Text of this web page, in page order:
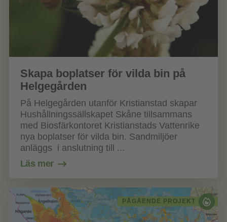
Skapa boplatser för vilda bin på
Helgegården
På Helgegården utanför Kristianstad skapar
Hushållningssällskapet Skåne tillsammans
med Biosfärkontoret Kristianstads Vattenrike
nya boplatser för vilda bin. Sandmiljöer
anläggs i anslutning till ...
Läs mer
PÅGÅENDE PROJEKT